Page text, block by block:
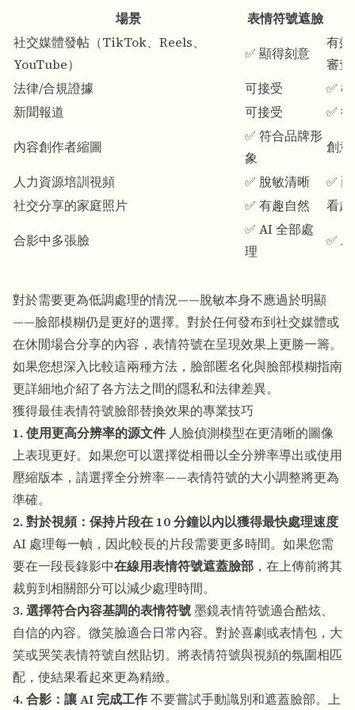
場景
表情符號遮臉
社交媒體發帖（TikTok、Reels、
YouTube）
✅ 顯得刻意
有
審查
法律/合規證據
可接受
✅
新聞報道
可接受
✅
內容創作者縮圖
✅ 符合品牌形
象
創
人力資源培訓視頻
✅ 脫敏清晰
✅
社交分享的家庭照片
✅ 有趣自然
看
合影中多張臉
✅ AI 全部處
理
✅
對於需要更為低調處理的情況——脫敏本身不應過於明顯
——臉部模糊仍是更好的選擇。對於任何發布到社交媒體或
在休閒場合分享的內容，表情符號在呈現效果上更勝一籌。
如果您想深入比較這兩種方法， 臉部匿名化與臉部模糊指南
更詳細地介紹了各方法之間的隱私和法律差異。
獲得最佳表情符號臉部替換效果的專業技巧
1. 使用更高分辨率的源文件人臉偵測模型在更清晰的圖像
上表現更好。如果您可以選擇從相冊以全分辨率導出或使用
壓縮版本，請選擇全分辨率——表情符號的大小調整將更為
準確。
2. 對於視頻：保持片段在 10 分鐘以內以獲得最快處理速度
AI 處理每一幀，因此較長的片段需要更多時間。如果您需
要在一段長錄影中在線用表情符號遮蓋臉部 ，在上傳前將其
裁剪到相關部分可以減少處理時間。
3. 選擇符合內容基調的表情符號墨鏡表情符號適合酷炫、
自信的內容。微笑臉適合日常內容。對於喜劇或表情包，大
笑或哭笑表情符號自然貼切。將表情符號與視頻的氛圍相匹
配，使結果看起來更為精緻。
4. 合影：讓 AI 完成工作不要嘗試手動識別和遮蓋臉部。上